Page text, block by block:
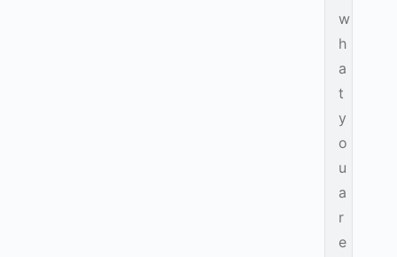
w
h
a
t
y
o
u
a
r
e